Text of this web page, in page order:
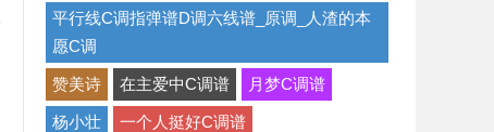
平行线C调指弹谱D调六线谱_原调_人渣的本
愿C调
赞美诗 在主爱中C调谱 月梦C调谱
杨小壮 一个人挺好C调谱